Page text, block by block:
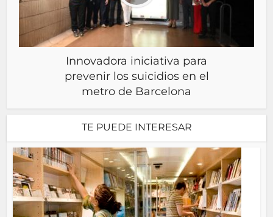
Innovadora iniciativa para
prevenir los suicidios en el
metro de Barcelona
TE PUEDE INTERESAR